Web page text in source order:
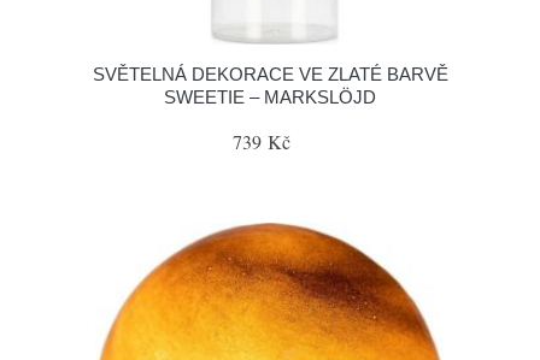
SVĚTELNÁ DEKORACE VE ZLATÉ BARVĚ
SWEETIE – MARKSLÖJD
739 Kč